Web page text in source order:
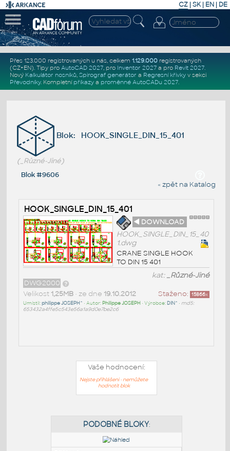
CZ | SK| EN | DE
Přes 123.000 registrovaných u nás, celkem 1.129.000registrovaných
(CZ+EN). Tipy pro AutoCAD 2027, pro Inventor 2027a pro Revit 2027.
Nový Kalkulátor nosníků, Spirograf generátor a Regresní křivkyv sekci
Převodníky. Kompletní příkazya proměnné AutoCADu 2027.
Blok: HOOK_SINGLE_DIN_15_401
(_Různé-Jiné)
Blok #9606
« zpět na Katalog
HOOK_SINGLE_DIN_15_401
◄ DOWNLOAD
HOOK_SINGLE_DIN_15_40
1.dwg
CRANE SINGLE HOOK
TO DIN 15 401
kat:_Různé-Jiné
DWG2000
Staženo: 15866x
Velikost 1,25MB• ze dne 19.10.2012
Umístil:philippe JOSEPH^ • Autor: Philippe JOSEPH • Výrobce: DIN^ • md5:
653432a4ffe5c543e56a1a9d0e7be2c6
Vaše hodnocení:
Nejste přihlášeni - nemůžete
hodnotit blok